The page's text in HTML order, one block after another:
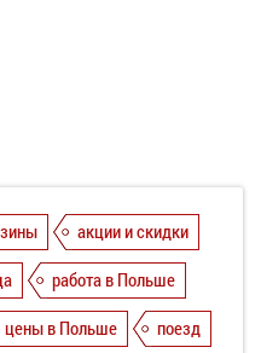
акции и скидки
работа в Польше
цены в Польше
поезд